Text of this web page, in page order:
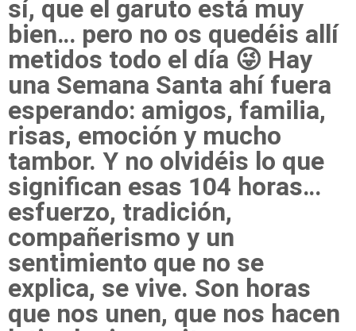
sí, que el garuto está muy
bien… pero no os quedéis allí
metidos todo el día 😜 Hay
una Semana Santa ahí fuera
esperando: amigos, familia,
risas, emoción y mucho
tambor. Y no olvidéis lo que
significan esas 104 horas…
esfuerzo, tradición,
compañerismo y un
sentimiento que no se
explica, se vive. Son horas
que nos unen, que nos hacen